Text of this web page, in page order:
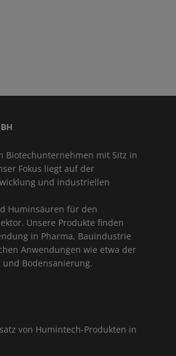
Biotechunternehmen mit Sitz in
Fokus liegt auf der
und industriellen
Huminsäuren für den
Unsere Produkte finden
in Pharma, Bauindustrie
Anwendungen wie etwa der
Bodensanierung.
von Humintech-Produkten in